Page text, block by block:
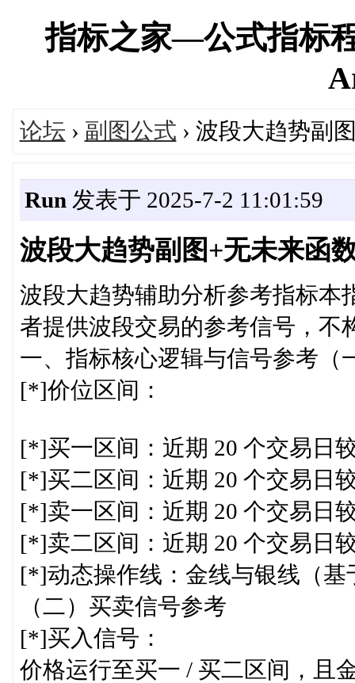
指标之家—公式指标
论坛 › 副图公式 › 波段大趋势副
Run 发表于 2025-7-2 11:01:59
波段大趋势副图+无未来函
波段大趋势辅助分析参考指标本
者提供波段交易的参考信号，不
一、指标核心逻辑与信号参考（
[*]价位区间：
[*]买一区间：近期 20 个交易日
[*]买二区间：近期 20 个交易日
[*]卖一区间：近期 20 个交易日
[*]卖二区间：近期 20 个交易日
[*]动态操作线：金线与银线（
（二）买卖信号参考
[*]买入信号：
价格运行至买一 / 买二区间，且